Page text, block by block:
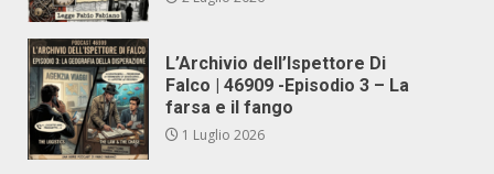
L’Archivio dell’Ispettore Di
Falco | 46909 -Episodio 3 – La
farsa e il fango
1 Luglio 2026